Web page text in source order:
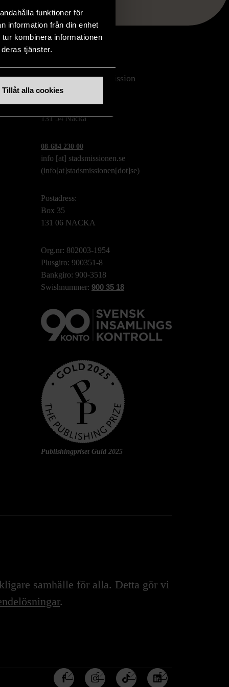
funktioner för
information från din enhet
kombinera informationen
tjänster.
Tillåt alla cookies
Stockholms Stadsmission
Huvudkontor:
Hesselmans Torg 14
131 54 Nacka
08-684 230 00
info [at] stadsmissionen.se
(info[at]stadsmissionen[dot]se)
Postadress:
Box 35
131 06 NACKA
Org.nr: 802003-1954
Plusgiro: 900351-8
Bankgiro: 900-3518
Swishnummer: 900 35 18
Publishingpriset Guld 2025
samhälle för alla. Detta gör vi
.
Följ
Följ
Följ
Följ